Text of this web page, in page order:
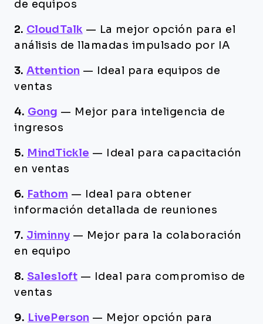
de equipos
2. CloudTalk — La mejor opción para el
análisis de llamadas impulsado por IA
3. Attention —
Ideal para equipos de
ventas
4. Gong — Mejor para inteligencia de
ingresos
5. MindTickle —
Ideal para capacitación
en ventas
6. Fathom —
Ideal para obtener
información detallada de reuniones
7. Jiminny — Mejor para la colaboración
en equipo
8. Salesloft —
Ideal para compromiso de
ventas
9. LivePerson — Mejor opción para